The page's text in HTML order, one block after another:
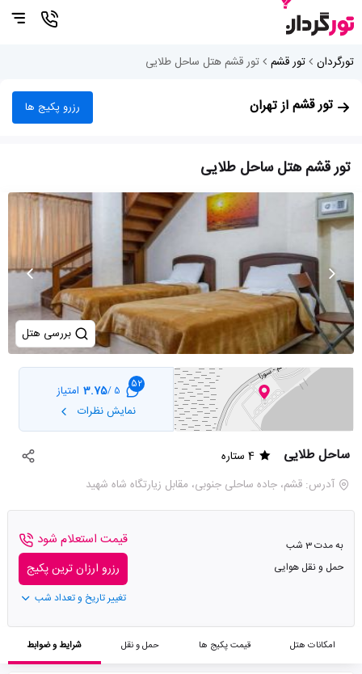
تورگردان تور قشم تور قشم هتل ساحل طلایی
تور قشماز تهران رزرو پکیج ها
تور قشم هتل ساحل طلایی
بررسی هتل
52
5 /
3.75 امتیاز
نمایش نظرات
ساحل طلایی
4 ستاره
آدرس: قشم، جاده ساحلی جنوبی، مقابل زیارتگاه شاه شهید
به مدت 3 شب
حمل و نقل هوایی
قیمت استعلام شود
رزرو ارزان ترین پکیج
تغییر تاریخ و تعداد شب
امکانات هتل قیمت پکیج ها حمل و نقل شرایط و ضوابط